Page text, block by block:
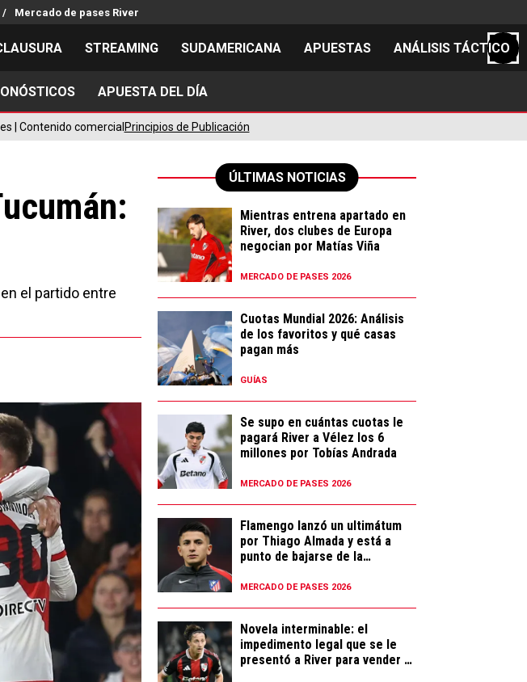
Mercado de pases River
de River
Noticias
Guías
Apuesta del día
STREAMING SUDAMERICANA APUESTAS ANÁLISIS TÁCTICO
APUESTA DEL DÍA
| Contenido comercial Principios de Publicación
el partido entre
ÚLTIMAS NOTICIAS
Mientras entrena apartado en
River, dos clubes de Europa
negocian por Matías Viña
MERCADO DE PASES 2026
Cuotas Mundial 2026: Análisis
de los favoritos y qué casas
pagan más
GUÍAS
Se supo en cuántas cuotas le
pagará River a Vélez los 6
millones por Tobías Andrada
MERCADO DE PASES 2026
Flamengo lanzó un ultimátum
por Thiago Almada y está a
punto de bajarse de la
MERCADO DE PASES 2026
Novela interminable: el
impedimento legal que se le
presentó a River para vender a